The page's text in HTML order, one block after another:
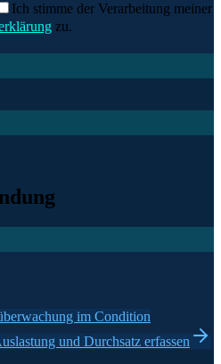
Ich stimme der Verarbeitung meiner
zu.
im Condition
und Durchsatz erfassen